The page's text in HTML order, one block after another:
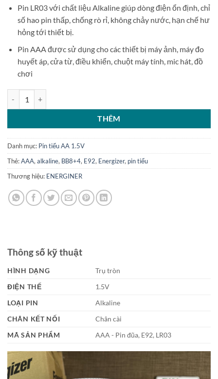
Pin LR03 với chất liệu Alkaline giúp dòng điện ổn định, chỉ
số hao pin thấp, chống rò rỉ, không chảy nước, hạn chế hư
hỏng tới thiết bị.
Pin AAA được sử dụng cho các thiết bị máy ảnh, máy đo
huyết áp, cửa từ, điều khiển, chuột máy tính, mic hát, đồ
chơi
THÊM
Danh mục: Pin tiểu AA 1.5V
Thẻ:AAA,alkaline, BB8+4, E92, Energizer, pin tiểu
Thương hiệu: ENERGINER
Thông số kỹ thuật
HÌNH DẠNG
Trụ tròn
ĐIỆN THẾ
1.5V
LOẠI PIN
Alkaline
CHÂN KẾT NỐI
Chân cài
MÃ SẢN PHẨM
AAA - Pin đũa, E92, LR03